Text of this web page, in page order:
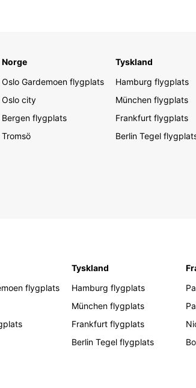
Norge
Oslo Gardemoen flygplats
Oslo city
Bergen flygplats
Tromsö
Tyskland
Hamburg flygplats
München flygplats
Frankfurt flygplats
Berlin Tegel
flygplats
Tyskland
Hamburg flygplats
München flygplats
Frankfurt flygplats
Berlin Tegel flygplats